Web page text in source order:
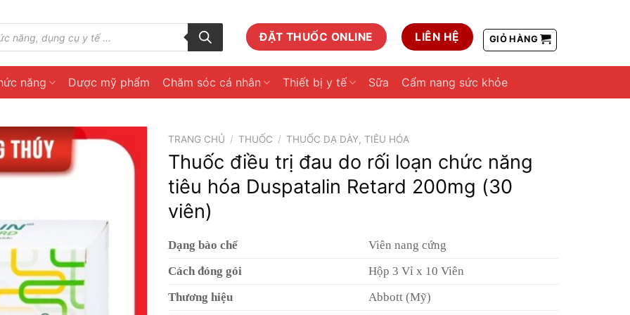
ĐẶT THUỐC ONLINE LIÊN HỆ GIỎ HÀNG
năng Dược mỹ phẩm Chăm sóc cá nhân Thiết bị y tế Sữa Cẩm nang sức khỏe
TRANG CHỦ / THUỐC / THUỐC DẠ DÀY, TIÊU HÓA
Thuốc điều trị đau do rối loạn chức năng
tiêu hóa Duspatalin Retard 200mg (30
viên)
Dạng bào chế
Viên nang cứng
Cách đóng gói
Hộp 3 Vỉ x 10 Viên
Thương hiệu
Abbott (Mỹ)